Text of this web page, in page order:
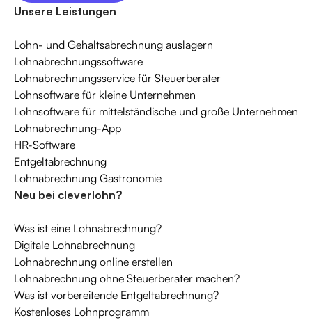
Unsere Leistungen
Lohn- und Gehaltsabrechnung auslagern
Lohnabrechnungssoftware
Lohnabrechnungsservice für Steuerberater
Lohnsoftware für kleine Unternehmen
Lohnsoftware für mittelständische und große Unternehmen
Lohnabrechnung-App
HR-Software
Entgeltabrechnung
Lohnabrechnung Gastronomie
Neu bei cleverlohn?
Was ist eine Lohnabrechnung?
Digitale Lohnabrechnung
Lohnabrechnung online erstellen
Lohnabrechnung ohne Steuerberater machen?
Was ist vorbereitende Entgeltabrechnung?
Kostenloses Lohnprogramm